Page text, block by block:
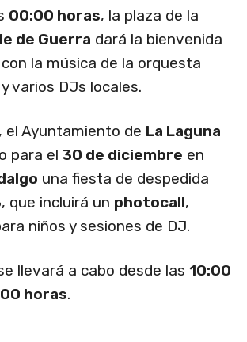
00:00 horas, la plaza de la
de Guerra dará la bienvenida
la música de la orquesta
y varios DJs locales.
el Ayuntamiento de La Laguna
para el 30 de diciembre en
una fiesta de despedida
, que incluirá un photocall,
niños y sesiones de DJ.
llevará a cabo desde las 10:00
horas.